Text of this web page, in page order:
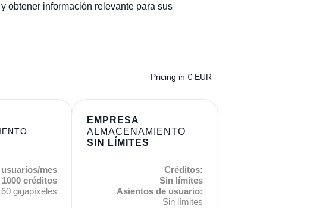
obtener información relevante para sus
Pricing in € EUR
usuarios/mes
1000 créditos
gigapíxeles
EMPRESA
ALMACENAMIENTO
SIN LÍMITES
Créditos:
Sin límites
Asientos de usuario:
Sin límites